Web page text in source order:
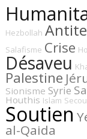
Hezbollah
Salafisme Crise
Désaveu
Palestine
Sionisme Syrie
Houthis Islam
Soutien
al-Qaida